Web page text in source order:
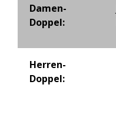
Damen-
Doppel:
Herren-
Doppel: